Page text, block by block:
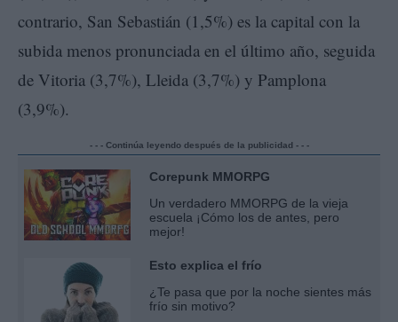
contrario, San Sebastián (1,5%) es la capital con la
subida menos pronunciada en el último año, seguida
de Vitoria (3,7%), Lleida (3,7%) y Pamplona
(3,9%).
- - - Continúa leyendo después de la publicidad - - -
Corepunk MMORPG
Un verdadero MMORPG de la vieja
escuela ¡Cómo los de antes, pero
mejor!
Esto explica el frío
¿Te pasa que por la noche sientes más
frío sin motivo?